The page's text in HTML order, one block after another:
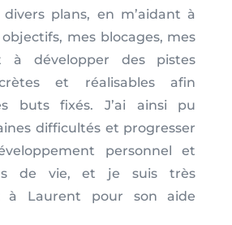
divers plans, en m’aidant à
mes blocages, mes
à développer des pistes
et réalisables afin
buts fixés. J’ai ainsi pu
difficultés et progresser
personnel et
de vie, et je suis très
à Laurent pour son aide